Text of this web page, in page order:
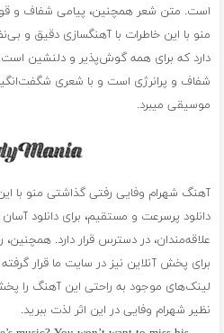
است. متن شعر همچنین، پیامی شفاف و
منو با این خاطرات با آهنگسازی دقیق و
دارد که برای همه گوش‌پذیر و دلنشین
شفاف و پرانرژی است و با شعری
موسیقی میبرد.
آهنگ شهرام وفایی رفتی گذاشتی منو با
دانلود پرسرعت و مستقیم، برای دانلود
علاقه‌مندان، در دسترس قرار دارد.
برای پخش آنلاین نیز در سایت ما قرار
لینک‌های موجود به راحتی این آهنگ را
نظیر شهرام وفایی در این اثر لذت ببرید.